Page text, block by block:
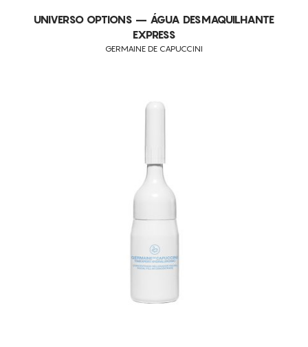
UNIVERSO OPTIONS – ÁGUA DESMAQUILHANTE
EXPRESS
GERMAINE DE CAPUCCINI